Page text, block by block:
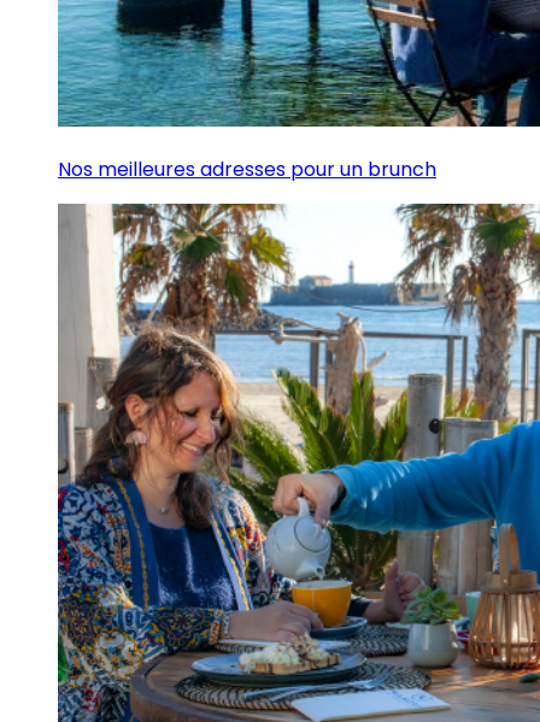
Nos meilleures adresses pour un brunch